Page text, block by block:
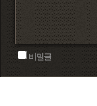
비밀글